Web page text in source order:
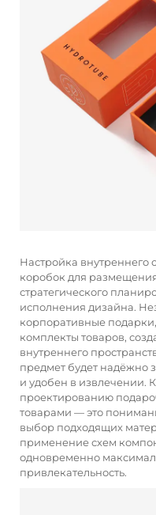
Настройка
коробок для
стратегического
исполнения дизайна.
корпоративные
комплекты товаров,
внутреннего
предмет будет надёжно
и удобен в извлечении.
проектированию
товарами — это
выбор подходящих
применение схем
одновременно
привлекательность.